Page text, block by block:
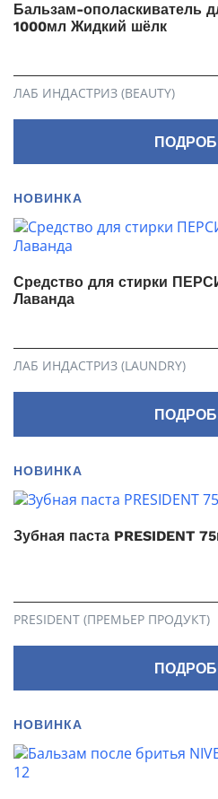
Бальзам-ополаскиватель
1000мл Жидкий шёлк
ЛАБ ИНДАСТРИЗ (BEAUTY)
НОВИНКА
Средство для стирки
Лаванда
ЛАБ ИНДАСТРИЗ (LAUNDRY)
НОВИНКА
Зубная паста PRESIDENT
PRESIDENT (ПРЕМЬЕР ПРОДУКТ)
НОВИНКА